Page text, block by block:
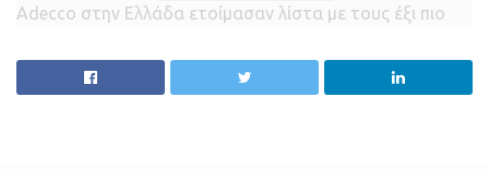
Adecco στην Ελλάδα ετοίμασαν λίστα με τους έξι πιο
επιδιώκουν τη βελτίωση της καριέρας τους. Η εξάδα
που ακολουθεί απαιτεί ασφαλώς συγκεκριμένες